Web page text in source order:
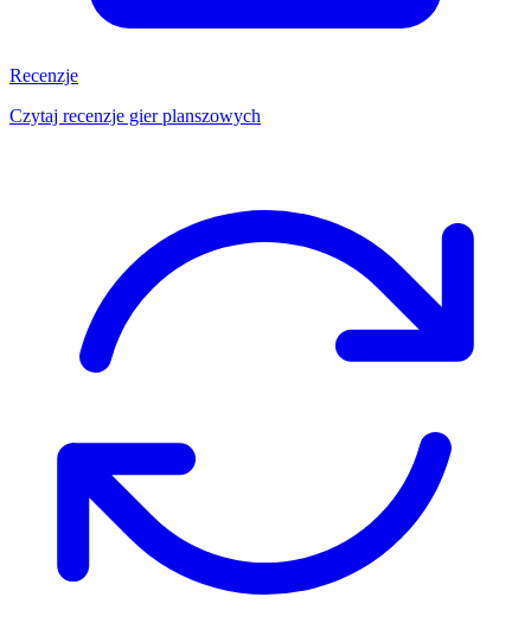
Recenzje
Czytaj recenzje gier planszowych